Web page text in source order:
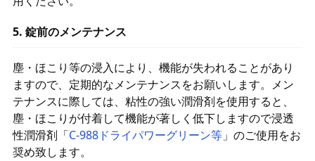
5. 錠前のメンテナンス
塵・ほこり等の浸入により、機能が失われることがあり
ますので、定期的なメンテナンスをお願いします。メン
テナンスに際しては、粘性の強い潤滑剤を使用すると、
塵・ほこりが付着して機能が著しく低下しますので浸透
性潤滑剤「C-988ドライパワーグリーン等 」のご使用をお
奨め致します。